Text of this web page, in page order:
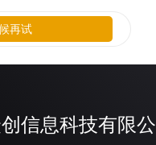
信息科技有限
再试